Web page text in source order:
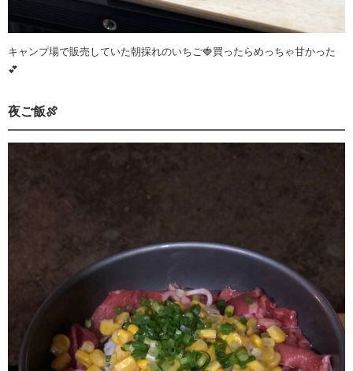
キャンプ場で販売していた朝採れのいちご🍓買ったらめっちゃ甘かった
💕
夜ご飯🍖